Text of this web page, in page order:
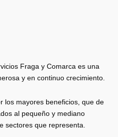
Fraga y Comarca es una
y en continuo crecimiento.
los mayores beneficios, que de
al pequeño y mediano
sectores que representa.